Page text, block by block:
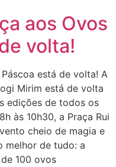
aos Ovos
volta!
está de volta! A
Mirim está de volta
edições de todos os
às 10h30, a Praça Rui
cheio de magia e
melhor de tudo: a
100 ovos